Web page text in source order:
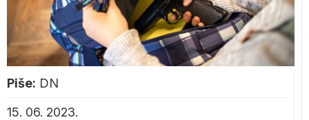
Piše: DN
15. 06. 2023.